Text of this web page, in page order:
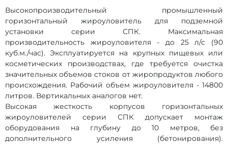
Высокопроизводительный промышленный
горизонтальный жироуловитель для подземной
установки серии СПК. Максимальная
производительность жироуловителя - до 25 л/с (90
куб.м./час). Эксплуатируется на крупных пищевых или
косметических производствах, где требуется очистка
значительных объемов стоков от жиропродуктов любого
происхождения. Рабочий объем жироуловителя - 14800
литров. Вертикальных аналогов нет.
Высокая жесткость корпусов горизонтальных
жироуловителей серии СПК допускает монтаж
оборудования на глубину до 10 метров, без
дополнительного усиления (бетонирования).